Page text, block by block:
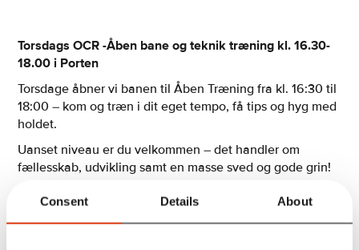
Consent Details About
Torsdags OCR -Åben bane og teknik træning kl. 16.30-
18.00 i Porten
Torsdage åbner vi banen til Åben Træning fra kl. 16:30 til
18:00 – kom og træn i dit eget tempo, få tips og hyg med
holdet.
Uanset niveau er du velkommen – det handler om
fællesskab, udvikling samt en masse sved og gode grin!
Torsdags Hybrid workout (WOD) kl. 17.00-18.00 i Porten